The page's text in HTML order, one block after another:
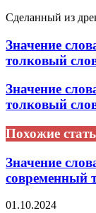
Сделанный из
Значение
толковый
Значение
толковый
Похожие
Значение
современный
01.10.2024